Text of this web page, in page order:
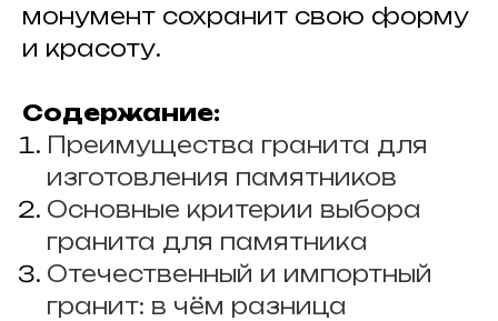
монумент сохранит свою форму
и красоту.
Содержание:
Преимущества гранита для
изготовления памятников
Основные критерии выбора
гранита для памятника
Отечественный и импортный
гранит: в чём разница